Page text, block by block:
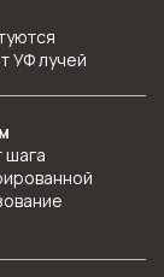
УФ лучей
шага